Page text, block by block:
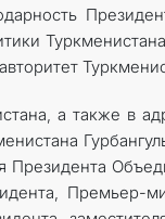
а также в
Президента